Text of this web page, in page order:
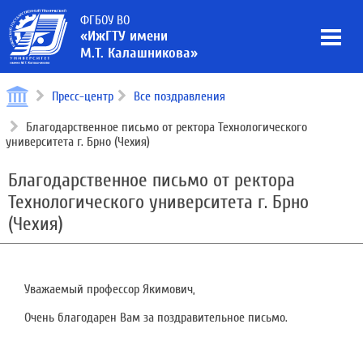
ФГБОУ ВО
«ИжГТУ имени
М.Т. Калашникова»
Пресс-центр Все поздравления
Благодарственное письмо от ректора Технологического
университета г. Брно (Чехия)
Благодарственное письмо от ректора
Технологического университета г. Брно
(Чехия)
Уважаемый профессор Якимович,
Очень благодарен Вам за поздравительное письмо.